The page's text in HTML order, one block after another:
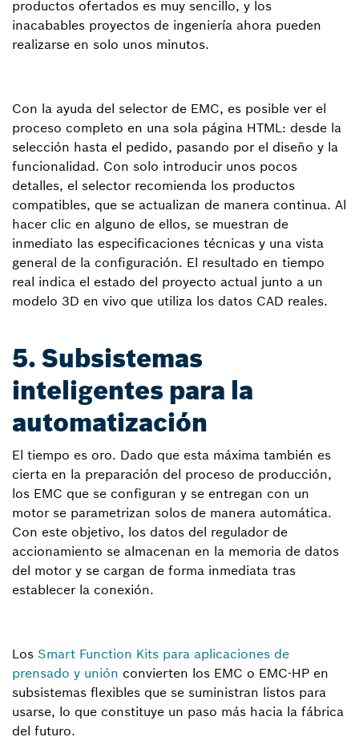
productos ofertados es muy sencillo, y los
inacabables proyectos de ingeniería ahora pueden
realizarse en solo unos minutos.
Con la ayuda del selector de EMC, es posible ver el
proceso completo en una sola página HTML: desde la
selección hasta el pedido, pasando por el diseño y la
funcionalidad. Con solo introducir unos pocos
detalles, el selector recomienda los productos
compatibles, que se actualizan de manera continua. Al
hacer clic en alguno de ellos, se muestran de
inmediato las especificaciones técnicas y una vista
general de la configuración. El resultado en tiempo
real indica el estado del proyecto actual junto a un
modelo 3D en vivo que utiliza los datos CAD reales.
5. Subsistemas
inteligentes para la
automatización
El tiempo es oro. Dado que esta máxima también es
cierta en la preparación del proceso de producción,
los EMC que se configuran y se entregan con un
motor se parametrizan solos de manera automática.
Con este objetivo, los datos del regulador de
accionamiento se almacenan en la memoria de datos
del motor y se cargan de forma inmediata tras
establecer la conexión.
Los Smart Function Kits para aplicaciones de
prensado y unión convierten los EMC o EMC-HP en
subsistemas flexibles que se suministran listos para
usarse, lo que constituye un paso más hacia la fábrica
del futuro.